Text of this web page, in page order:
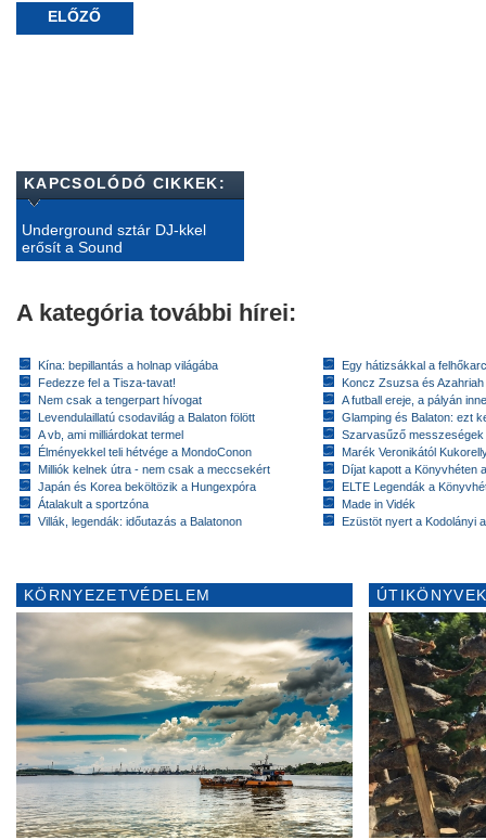
ELŐZŐ
KAPCSOLÓDÓ CIKKEK:
Underground sztár DJ-kkel
erősít a Sound
A kategória további hírei:
Kína: bepillantás a holnap világába
Fedezze fel a Tisza-tavat!
Nem csak a tengerpart hívogat
Levendulaillatú csodavilág a Balaton fölött
A vb, ami milliárdokat termel
Élményekkel teli hétvége a MondoConon
Milliók kelnek útra - nem csak a meccsekért
Japán és Korea beköltözik a Hungexpóra
Átalakult a sportzóna
Villák, legendák: időutazás a Balatonon
Egy hátizsákkal a
Koncz Zsuzsa és
A futball ereje, a pályán
Glamping és Balaton: ezt
Szarvasűző messzeségek
Marék Veronikától
Díjat kapott a Könyvhéten
ELTE Legendák a
Made in Vidék
Ezüstöt nyert a Kodolányi
KÖRNYEZETVÉDELEM